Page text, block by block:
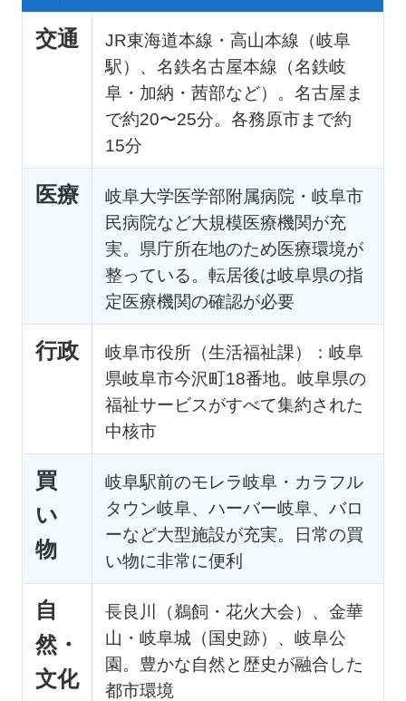
交通
JR東海道本線・高山本線（岐阜
駅）、名鉄名古屋本線（名鉄岐
阜・加納・茜部など）。名古屋ま
で約20〜25分。各務原市まで約
15分
医療
岐阜大学医学部附属病院・岐阜市
民病院など大規模医療機関が充
実。県庁所在地のため医療環境が
整っている。転居後は岐阜県の指
定医療機関の確認が必要
行政
岐阜市役所（生活福祉課）：岐阜
県岐阜市今沢町18番地。岐阜県の
福祉サービスがすべて集約された
中核市
買
い
物
岐阜駅前のモレラ岐阜・カラフル
タウン岐阜、ハーバー岐阜、バロ
ーなど大型施設が充実。日常の買
い物に非常に便利
自
然・
文化
長良川（鵜飼・花火大会）、金華
山・岐阜城（国史跡）、岐阜公
園。豊かな自然と歴史が融合した
都市環境